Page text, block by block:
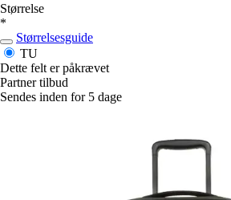
Størrelse
*
Størrelsesguide
TU
Dette felt er påkrævet
Partner tilbud
Sendes inden for 5 dage